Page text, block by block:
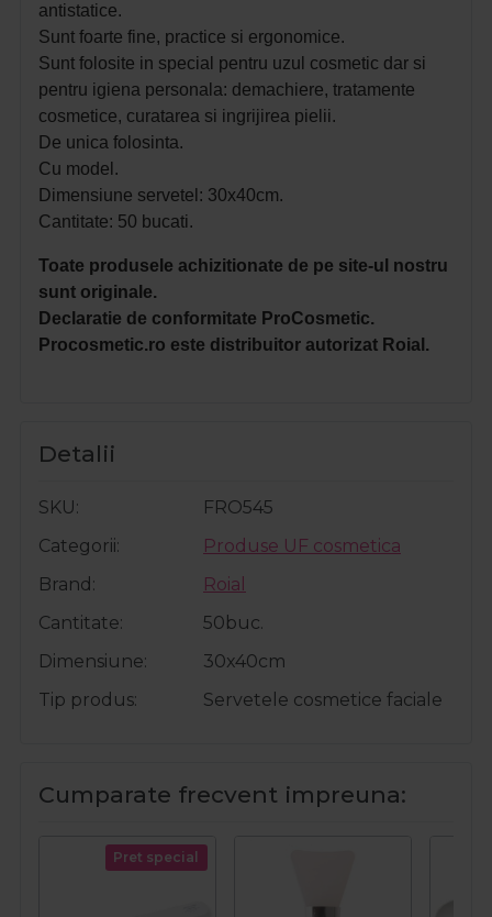
antistatice.
Sunt foarte fine, practice si ergonomice.
Sunt folosite in special pentru uzul cosmetic dar si
pentru igiena personala: demachiere, tratamente
cosmetice, curatarea si ingrijirea pielii.
De unica folosinta.
Cu model.
Dimensiune servetel: 30x40cm.
Cantitate: 50 bucati.
Toate produsele achizitionate de pe site-ul nostru
sunt originale.
Declaratie de conformitate ProCosmetic.
Procosmetic.ro este distribuitor autorizat Roial.
Detalii
SKU
FRO545
Categorii
Produse UF cosmetica
Brand
Roial
Cantitate
50buc.
Dimensiune
30x40cm
Tip produs
Servetele cosmetice faciale
Cumparate frecvent impreuna:
Pret special